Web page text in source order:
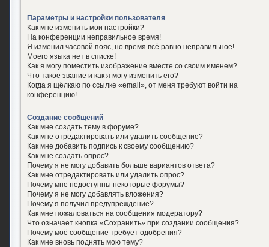
Параметры и настройки пользователя
Как мне изменить мои настройки?
На конференции неправильное время!
Я изменил часовой пояс, но время всё равно неправильное!
Моего языка нет в списке!
Как я могу поместить изображение вместе со своим именем?
Что такое звание и как я могу изменить его?
Когда я щёлкаю по ссылке «email», от меня требуют войти на
конференцию!
Создание сообщений
Как мне создать тему в форуме?
Как мне отредактировать или удалить сообщение?
Как мне добавить подпись к своему сообщению?
Как мне создать опрос?
Почему я не могу добавить больше вариантов ответа?
Как мне отредактировать или удалить опрос?
Почему мне недоступны некоторые форумы?
Почему я не могу добавлять вложения?
Почему я получил предупреждение?
Как мне пожаловаться на сообщения модератору?
Что означает кнопка «Сохранить» при создании сообщения?
Почему моё сообщение требует одобрения?
Как мне вновь поднять мою тему?